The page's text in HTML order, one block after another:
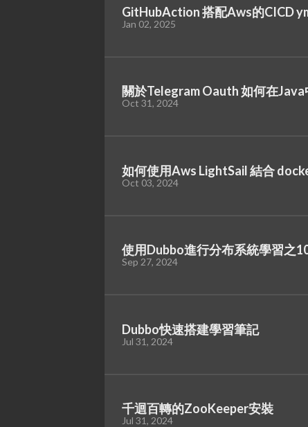
GitHubAction 搭配Aws的CICD
Jan 02, 2025
關於Telegram Oauth 如何在
Oct 31, 2024
如何使用Aws LightSail 結合
Oct 03, 2024
使用Dubbo進行分布系統學習之
Sep 27, 2024
Dubbo快速搭建學習筆記
Jul 31, 2024
千迴百轉的ZooKeeper安裝
Jul 31, 2024